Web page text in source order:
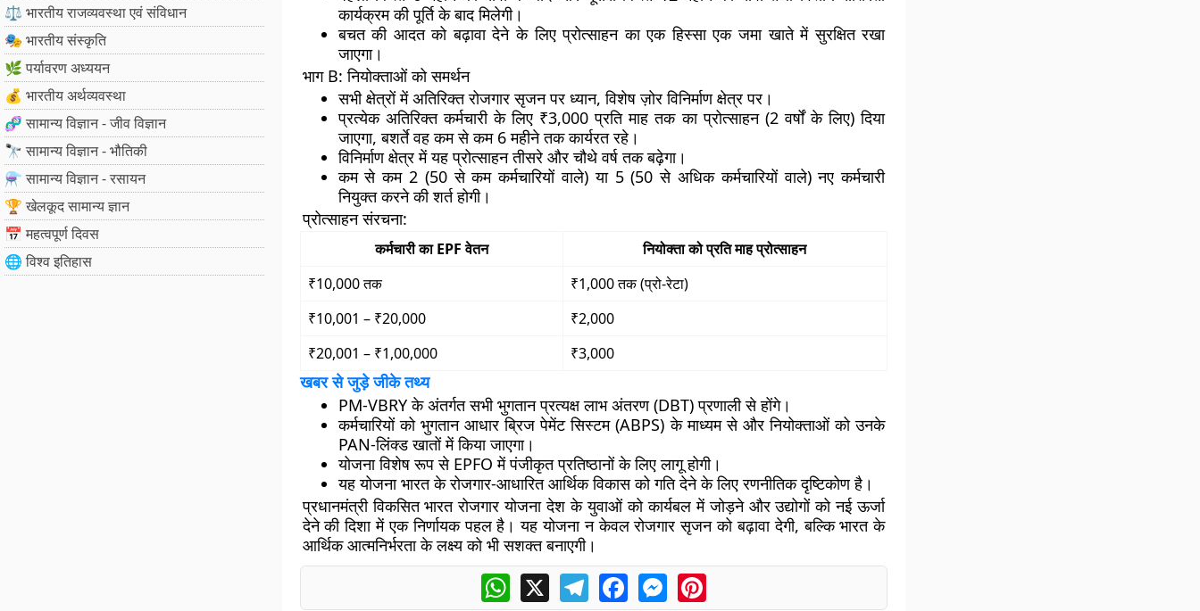
⚖️ भारतीय राजव्यवस्था एवं संविधान
🎭 भारतीय संस्कृति
🌿 पर्यावरण अध्ययन
💰 भारतीय अर्थव्यवस्था
🧬 सामान्य विज्ञान - जीव विज्ञान
🔭 सामान्य विज्ञान - भौतिकी
⚗️ सामान्य विज्ञान - रसायन
🏆 खेलकूद सामान्य ज्ञान
📅 महत्वपूर्ण दिवस
🌐 विश्व इतिहास
कार्यक्रम की पूर्ति के बाद मिलेगी।
बचत की आदत को बढ़ावा देने के लिए प्रोत्साहन का एक हिस्सा एक जमा खाते में सुरक्षित रखा
जाएगा।
भाग B: नियोक्ताओं को समर्थन
सभी क्षेत्रों में अतिरिक्त रोजगार सृजन पर ध्यान, विशेष ज़ोर विनिर्माण क्षेत्र पर।
प्रत्येक अतिरिक्त कर्मचारी के लिए ₹3,000 प्रति माह तक का प्रोत्साहन (2 वर्षों के लिए) दिया
जाएगा, बशर्ते वह कम से कम 6 महीने तक कार्यरत रहे।
विनिर्माण क्षेत्र में यह प्रोत्साहन तीसरे और चौथे वर्ष तक बढ़ेगा।
कम से कम 2 (50 से कम कर्मचारियों वाले) या 5 (50 से अधिक कर्मचारियों वाले) नए कर्मचारी
नियुक्त करने की शर्त होगी।
प्रोत्साहन संरचना:
कर्मचारी का EPF वेतन
नियोक्ता को प्रति माह प्रोत्साहन
₹10,000 तक
₹1,000 तक (प्रो-रेटा)
₹10,001 – ₹20,000
₹2,000
₹20,001 – ₹1,00,000
₹3,000
खबर से जुड़े जीके तथ्य
PM-VBRY के अंतर्गत सभी भुगतान प्रत्यक्ष लाभ अंतरण (DBT) प्रणाली से होंगे।
कर्मचारियों को भुगतान आधार ब्रिज पेमेंट सिस्टम (ABPS) के माध्यम से और नियोक्ताओं को उनके
PAN-लिंक्ड खातों में किया जाएगा।
योजना विशेष रूप से EPFO में पंजीकृत प्रतिष्ठानों के लिए लागू होगी।
यह योजना भारत के रोजगार-आधारित आर्थिक विकास को गति देने के लिए रणनीतिक दृष्टिकोण है।
प्रधानमंत्री विकसित भारत रोजगार योजना देश के युवाओं को कार्यबल में जोड़ने और उद्योगों को नई ऊर्जा
देने की दिशा में एक निर्णायक पहल है। यह योजना न केवल रोजगार सृजन को बढ़ावा देगी, बल्कि भारत के
आर्थिक आत्मनिर्भरता के लक्ष्य को भी सशक्त बनाएगी।
WhatsApp
X TelegramFacebookMessengerPinterest